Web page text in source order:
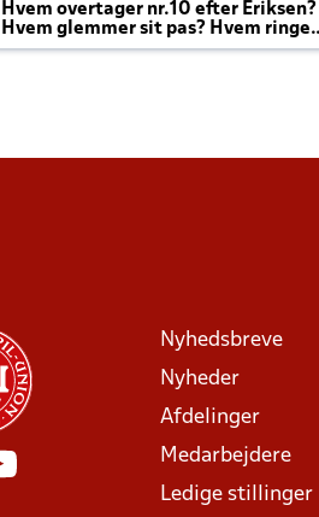
Hvem overtager nr.10 efter Eriksen?
Hvem glemmer sit pas? Hvem ringer
Joachim altid til efter kampe?
Nyhedsbreve
Nyheder
Afdelinger
Medarbejdere
Ledige stillinger